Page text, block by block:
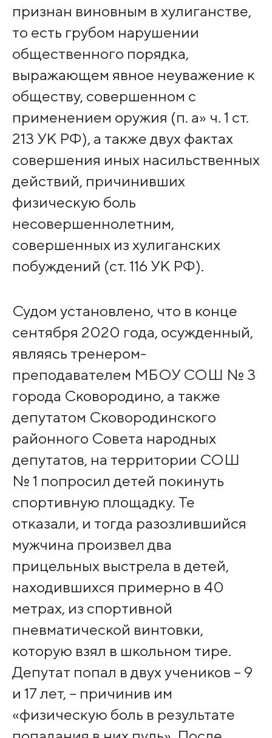
признан виновным в хулиганстве,
то есть грубом нарушении
общественного порядка,
выражающем явное неуважение к
обществу, совершенном с
применением оружия (п. а» ч. 1 ст.
213 УК РФ), а также двух фактах
совершения иных насильственных
действий, причинивших
физическую боль
несовершеннолетним,
совершенных из хулиганских
побуждений (ст. 116 УК РФ).
Судом установлено, что в конце
сентября 2020 года, осужденный,
являясь тренером-
преподавателем МБОУ СОШ № 3
города Сковородино, а также
депутатом Сковородинского
районного Совета народных
депутатов, на территории СОШ
№ 1 попросил детей покинуть
спортивную площадку. Те
отказали, и тогда разозлившийся
мужчина произвел два
прицельных выстрела в детей,
находившихся примерно в 40
метрах, из спортивной
пневматической винтовки,
которую взял в школьном тире.
Депутат попал в двух учеников – 9
и 17 лет, – причинив им
«физическую боль в результате